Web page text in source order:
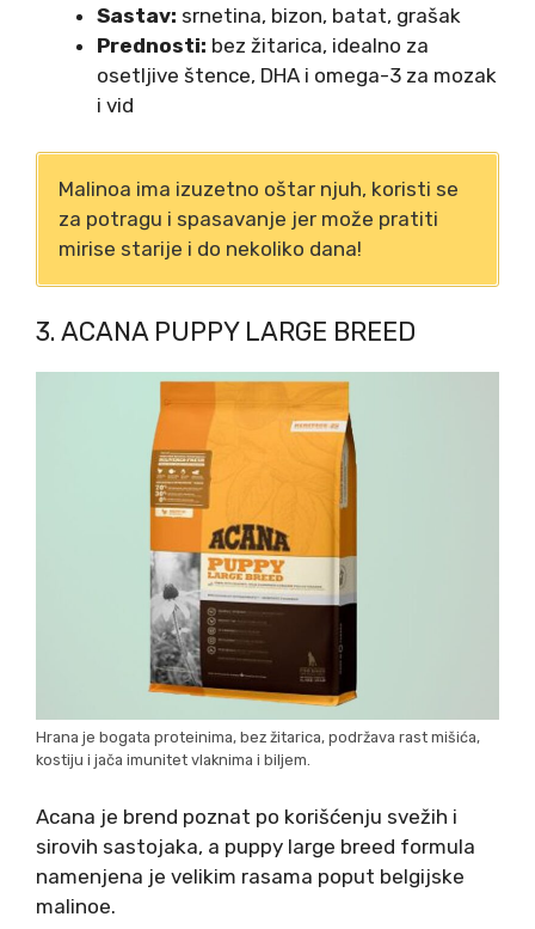
Sastav: srnetina, bizon, batat, grašak
Prednosti: bez žitarica, idealno za
osetljive štence, DHA i omega-3 za mozak
i vid
Malinoa ima izuzetno oštar njuh, koristi se
za potragu i spasavanje jer može pratiti
mirise starije i do nekoliko dana!
3. ACANA PUPPY LARGE BREED
Hrana je bogata proteinima, bez žitarica, podržava rast mišića,
kostiju i jača imunitet vlaknima i biljem.
Acana je brend poznat po korišćenju svežih i
sirovih sastojaka, a puppy large breed formula
namenjena je velikim rasama poput belgijske
malinoe.